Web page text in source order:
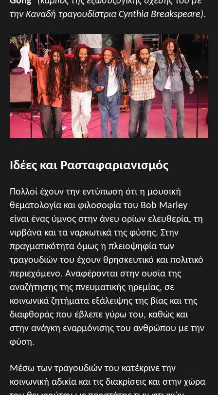
την Καναδή τραγουδίστρια Cynthia Breakspeare).
Ιδέες και Ρασταφαριανισμός
Πολλοί έχουν την εντύπωση ότι η μουσική
θεματολογία και φιλοσοφία του Bob Marley
είναι ένας ύμνος στην άνευ ορίων ελευθερία, τη
νιρβάνα και τα ναρκωτικά της φύσης. Στην
πραγματικότητα όμως η πλειοψηφία των
τραγουδιών του έχουν θρησκευτικό και πολιτικό
περιεχόμενο. Αναφέρονται στην ουσία της
αναζήτησης της πνευματικής ηρεμίας, σε
κοινωνικά ζητήματα εξάλειψης της βίας και της
διαφθοράς που έβλεπε γύρω του, καθώς και
στην ανάγκη εναρμόνισης του ανθρώπου με την
φύση.
Μέσω των τραγουδιών του κατέκρινε την
κοινωνική αδικία και τις διακρίσεις και στην χώρα